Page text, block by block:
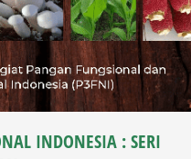
INDONESIA : SERI